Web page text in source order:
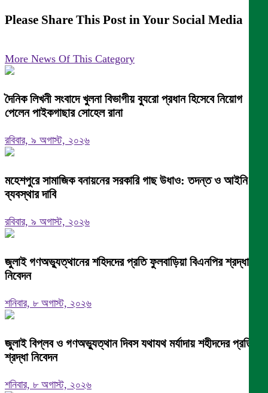
Please Share This Post in Your Social Media
More News Of This Category
দৈনিক লিখনী সংবাদে খুলনা বিভাগীয় ব্যুরো প্রধান হিসেবে নিয়োগ
পেলেন পাইকগাছার সোহেল রানা
রবিবার, ৯ অগাস্ট, ২০২৬
মহেশপুরে সামাজিক বনায়নের সরকারি গাছ উধাও: তদন্ত ও আইনি
ব্যবস্থার দাবি
রবিবার, ৯ অগাস্ট, ২০২৬
জুলাই গণঅভ্যুত্থানের শহিদদের প্রতি ফুলবাড়িয়া বিএনপির শ্রদ্ধা
নিবেদন
শনিবার, ৮ অগাস্ট, ২০২৬
জুলাই বিপ্লব ও গণঅভ্যুত্থান দিবস যথাযথ মর্যাদায় শহীদদের প্রতি
শ্রদ্ধা নিবেদন
শনিবার, ৮ অগাস্ট, ২০২৬